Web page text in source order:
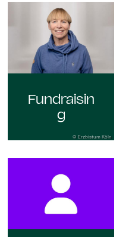
Fundraisin
g
© Erzbistum Köln